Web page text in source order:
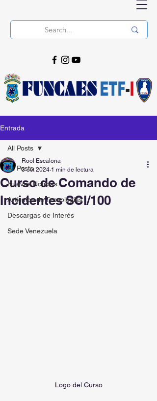
Entrada
All Posts
Nuevas Noticias
Artículos de Tecnologías
Descargas de Interés
Sede Venezuela
All Posts
Curso de Comando de
Incidentes SCI/100
Rool Escalona
3 oct 2024 1 min de lectura
Logo del Curso